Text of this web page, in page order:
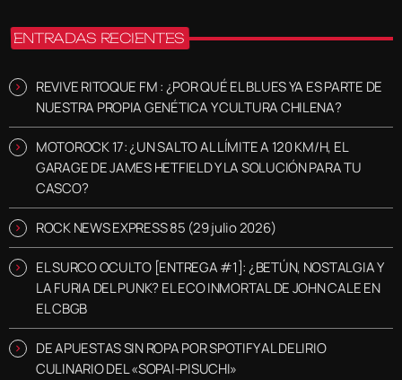
ENTRADAS RECIENTES
REVIVE RITOQUE FM : ¿POR QUÉ EL BLUES YA ES PARTE DE
NUESTRA PROPIA GENÉTICA Y CULTURA CHILENA?
MOTOROCK 17: ¿UN SALTO AL LÍMITE A 120 KM/H, EL
GARAGE DE JAMES HETFIELD Y LA SOLUCIÓN PARA TU
CASCO?
ROCK NEWS EXPRESS 85 (29 julio 2026)
EL SURCO OCULTO [ENTREGA #1]: ¿BETÚN, NOSTALGIA Y
LA FURIA DEL PUNK? EL ECO INMORTAL DE JOHN CALE EN
EL CBGB
DE APUESTAS SIN ROPA POR SPOTIFY AL DELIRIO
CULINARIO DEL «SOPAI-PISUCHI»